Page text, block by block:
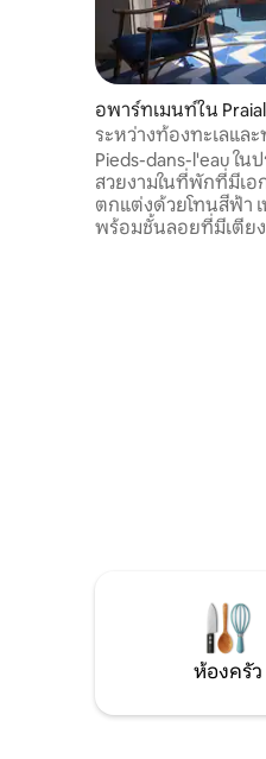
อพาร์ทเมนท์ใน
ระหว่างท้องทะเลแล
Calabria Le Castella
Pieds-dans-l'eau ใน
สวยงามในที่พักที่มีเ
ตกแต่งด้วยโทนสีฟ้า
พร้อมชั้นลอยที่มีเตียง
ห้องครัว